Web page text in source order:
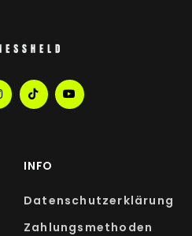
INFO
Datenschutzerklärung
Zahlungsmethoden